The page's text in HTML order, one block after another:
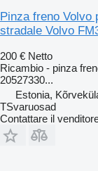
Pinza freno Volvo
stradale Volvo
200 € Netto
Ricambio - pinza
20527330...
Estonia,
TSvaruosad
Contattare il